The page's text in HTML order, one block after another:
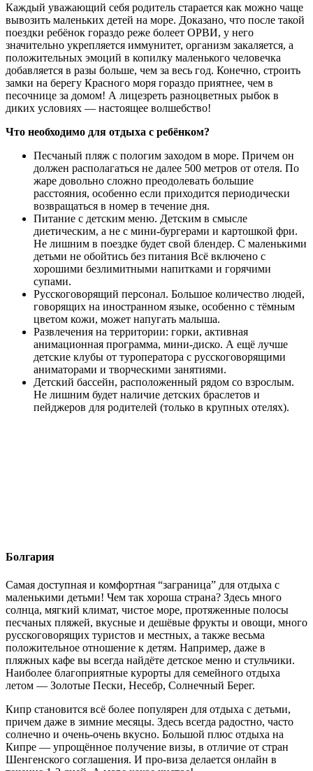
Каждый уважающий себя родитель старается как можно чаще
вывозить маленьких детей на море. Доказано, что после такой
поездки ребёнок гораздо реже болеет ОРВИ, у него
значительно укрепляется иммунитет, организм закаляется, а
положительных эмоций в копилку маленького человечка
добавляется в разы больше, чем за весь год. Конечно, строить
замки на берегу Красного моря гораздо приятнее, чем в
песочнице за домом! А лицезреть разноцветных рыбок в
диких условиях — настоящее волшебство!
Что необходимо для отдыха с ребёнком?
Песчаный пляж с пологим заходом в море. Причем он
должен располагаться не далее 500 метров от отеля. По
жаре довольно сложно преодолевать большие
расстояния, особенно если приходится периодически
возвращаться в номер в течение дня.
Питание с детским меню. Детским в смысле
диетическим, а не с мини-бургерами и картошкой фри.
Не лишним в поездке будет свой блендер. С маленькими
детьми не обойтись без питания Всё включено с
хорошими безлимитными напитками и горячими
супами.
Русскоговорящий персонал. Большое количество людей,
говорящих на иностранном языке, особенно с тёмным
цветом кожи, может напугать малыша.
Развлечения на территории: горки, активная
анимационная программа, мини-диско. А ещё лучше
детские клубы от туроператора с русскоговорящими
аниматорами и творческими занятиями.
Детский бассейн, расположенный рядом со взрослым.
Не лишним будет наличие детских браслетов и
пейджеров для родителей (только в крупных отелях).
Болгария
Самая доступная и комфортная “заграница” для отдыха с
маленькими детьми! Чем так хороша страна? Здесь много
солнца, мягкий климат, чистое море, протяженные полосы
песчаных пляжей, вкусные и дешёвые фрукты и овощи, много
русскоговорящих туристов и местных, а также весьма
положительное отношение к детям. Например, даже в
пляжных кафе вы всегда найдёте детское меню и стульчики.
Наиболее благоприятные курорты для семейного отдыха
летом — Золотые Пески, Несебр, Солнечный Берег.
Кипр становится всё более популярен для отдыха с детьми,
причем даже в зимние месяцы. Здесь всегда радостно, часто
солнечно и очень-очень вкусно. Большой плюс отдыха на
Кипре — упрощённое получение визы, в отличие от стран
Шенгенского соглашения. И про-виза делается онлайн в